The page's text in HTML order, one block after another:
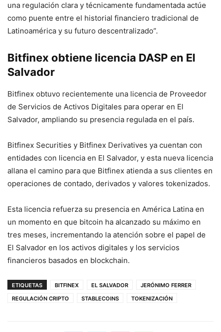
una regulación clara y técnicamente fundamentada actúe
como puente entre el historial financiero tradicional de
Latinoamérica y su futuro descentralizado”.
Bitfinex obtiene licencia DASP en El
Salvador
Bitfinex obtuvo recientemente una licencia de Proveedor
de Servicios de Activos Digitales para operar en El
Salvador, ampliando su presencia regulada en el país.
Bitfinex Securities y Bitfinex Derivatives ya cuentan con
entidades con licencia en El Salvador, y esta nueva licencia
allana el camino para que Bitfinex atienda a sus clientes en
operaciones de contado, derivados y valores tokenizados.
Esta licencia refuerza su presencia en América Latina en
un momento en que bitcoin ha alcanzado su máximo en
tres meses, incrementando la atención sobre el papel de
El Salvador en los activos digitales y los servicios
financieros basados en blockchain.
ETIQUETAS BITFINEX EL SALVADOR
JERÓNIMO FERRER
REGULACIÓN CRIPTO
STABLECOINS TOKENIZACIÓN